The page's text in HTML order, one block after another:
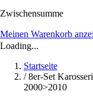
Zwischensumme
Meinen Warenkorb
Loading...
Startseite
/ 8er-Set
2000>2010